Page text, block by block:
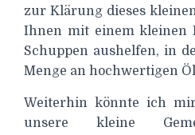
zur Klärung dieses
Ihnen mit einem kleinen
Schuppen aushelfen, in
Menge an hochwertigen
Weiterhin könnte ich
unsere kleine